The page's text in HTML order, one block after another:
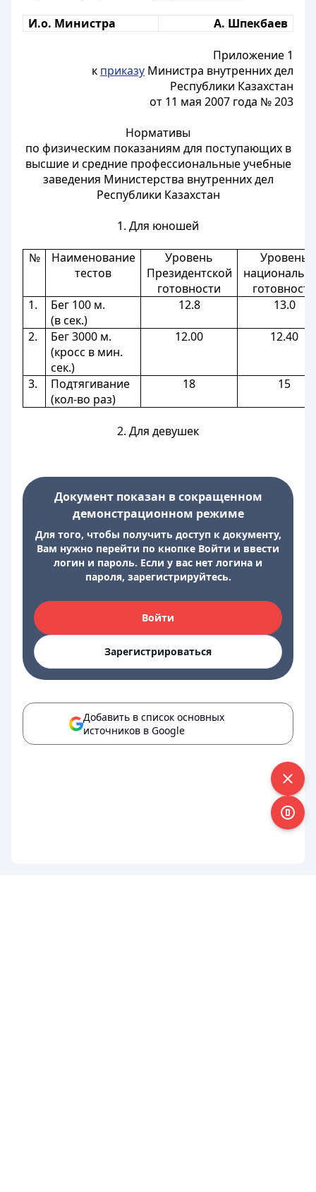
И.о. Министра А. Шпекбаев
Приложение 1
к приказу Министра внутренних дел
Республики Казахстан
от 11 мая 2007 года № 203
Нормативы
по физическим показаниям для поступающих в
высшие и средние профессиональные учебные
заведения Министерства внутренних дел
Республики Казахстан
1. Для юношей
№
Наименование
тестов
Уровень
Президентской
готовности
Уровень
готовности
1.
Бег 100 м.
(в сек.)
12.8 13.0
2.
Бег 3000 м.
(кросс в мин.
сек.)
12.00 12.40
3.
Подтягивание
(кол-во раз)
18 15
2. Для девушек
Документ показан в сокращенном
демонстрационном режиме
Для того, чтобы получить доступ к документу,
Вам нужно перейти по кнопке Войти и ввести
логин и пароль. Если у вас нет логина и
пароля, зарегистрируйтесь.
Войти
Зарегистрироваться
Добавить в список основных
источников в Google